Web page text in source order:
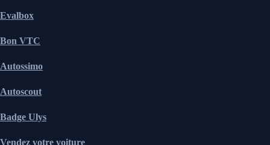
Evalbox
Bon VTC
Autossimo
Autoscout
Badge Ulys
Vendez votre voiture